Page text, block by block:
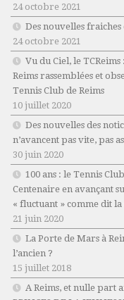
24 octobre 2021
Des nouvelles fraiches
24 octobre 2021
Vu du Ciel, le
Reims rassemblées et
Tennis Club de Reims
10 juillet 2020
Des nouvelles des
n’avancent pas vite, pas
30 juin 2020
100 ans : le Tennis
Centenaire en avançant
« fluctuant » comme dit
21 juin 2020
La Porte de Mars à
l’ancien ?
15 juillet 2018
A Reims, et nulle part